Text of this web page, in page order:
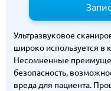
Ультразвуковое
широко используется в
Несомненные
безопасность,
вреда для пациента.